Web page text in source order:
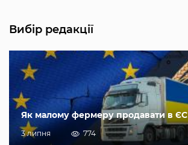
Вибір редакції
Як малому фермеру продавати в ЄС
3 липня 774